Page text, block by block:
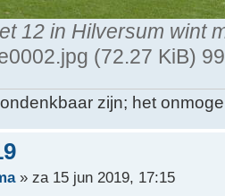
12 in Hilversum wint
(72.27 KiB)
zijn; het
» za 15 jun 2019, 17:15